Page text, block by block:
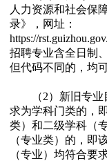
人力资源和社会保
录》，网址：
https://
招聘专业含全日制
但代码不同的，均
（2）新旧专业
求为学科门类的，
类）和二级学科（
（专业类）的，即
（专业）均符合要